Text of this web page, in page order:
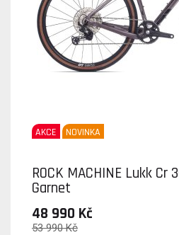
AKCE NOVINKA
ROCK MACHINE Lukk Cr
Garnet
48 990 Kč
53 990 Kč